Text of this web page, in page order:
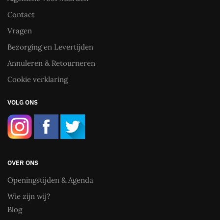
Contact
Vragen
Bezorging en Levertijden
Annuleren & Retourneren
Cookie verklaring
VOLG ONS
OVER ONS
Openingstijden & Agenda
Wie zijn wij?
Blog